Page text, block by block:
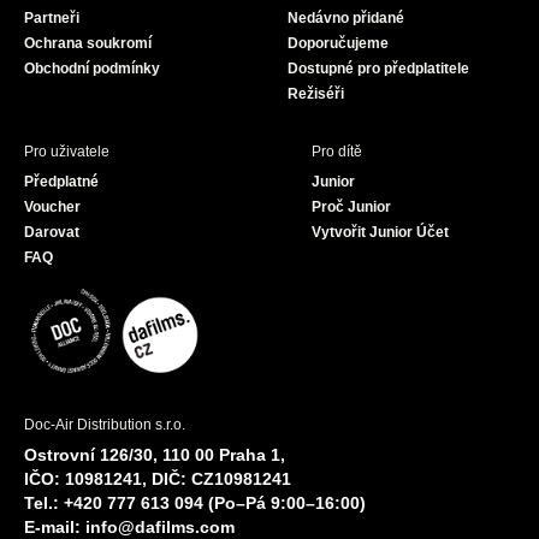
Partneři
Ochrana soukromí
Obchodní podmínky
Nedávno přidané
Doporučujeme
Dostupné pro předplatitele
Režiséři
Pro uživatele
Předplatné
Voucher
Darovat
FAQ
Pro dítě
Junior
Proč Junior
Vytvořit Junior Účet
Doc-Air Distribution s.r.o.
Ostrovní 126/30, 110 00 Praha 1,
IČO: 10981241, DIČ: CZ10981241
Tel.: +420 777 613 094 (Po–Pá 9:00–16:00)
E-mail: info@dafilms.com